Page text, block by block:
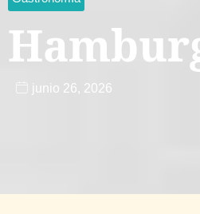
junio 26, 2026